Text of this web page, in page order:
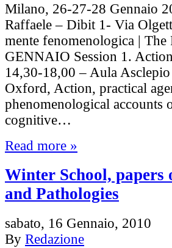
Milano, 26-27-28 Gennaio
Raffaele – Dibit 1- Via
mente fenomenologica |
GENNAIO Session 1.
14,30-18,00 – Aula
Oxford, Action, practical
phenomenological
cognitive…
Read more »
Winter School, papers
and Pathologies
sabato, 16 Gennaio, 2010
By Redazione